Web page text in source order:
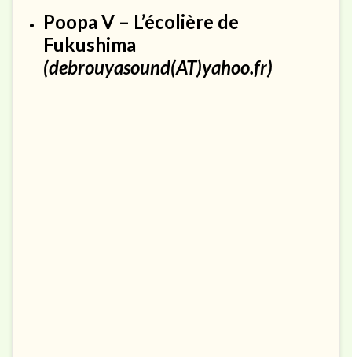
Poopa V – L’écolière de
Fukushima
(debrouyasound(AT)yahoo.fr)